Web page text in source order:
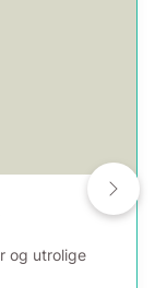
og utrolige